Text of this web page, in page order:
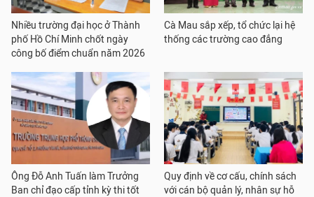
Nhiều trường đại học ở Thành
phố Hồ Chí Minh chốt ngày
công bố điểm chuẩn năm 2026
Cà Mau sắp xếp, tổ chức lại hệ
thống các trường cao đẳng
Ông Đỗ Anh Tuấn làm Trưởng
Ban chỉ đạo cấp tỉnh kỳ thi tốt
Quy định về cơ cấu, chính sách
với cán bộ quản lý, nhân sự hỗ